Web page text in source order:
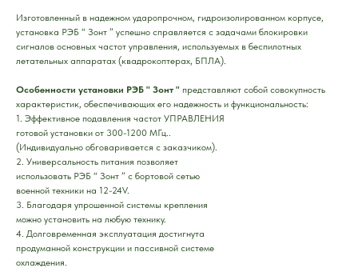
Изготовленный в надежном ударопрочном, гидроизолированном корпусе,
установка РЭБ “ Зонт ” успешно справляется с задачами блокировки
сигналов основных частот управления, используемых в беспилотных
летательных аппаратах (квадрокоптерах, БПЛА).
Особенности установки РЭБ " Зонт " представляют собой совокупность
характеристик, обеспечивающих его надежность и функциональность:
1. Эффективное подавления частот УПРАВЛЕНИЯ
готовой установки от 300-1200 МГц..
(Индивидуально обговаривается с заказчиком).
2. Универсальность питания позволяет
использовать РЭБ “ Зонт ” с бортовой сетью
военной техники на 12-24V.
3. Благодаря упрошенной системы крепления
можно установить на любую технику.
4. Долговременная эксплуатация достигнута
продуманной конструкции и пассивной системе
охлаждения.